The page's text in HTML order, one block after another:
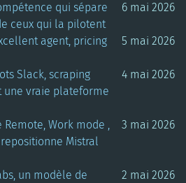
qui sépare
ceux qui la pilotent
6 mai 2026
agent, pricing
5 mai 2026
Slack, scraping
une vraie plateforme
4 mai 2026
Remote, Work mode ,
Mistral
3 mai 2026
un modèle de
2 mai 2026